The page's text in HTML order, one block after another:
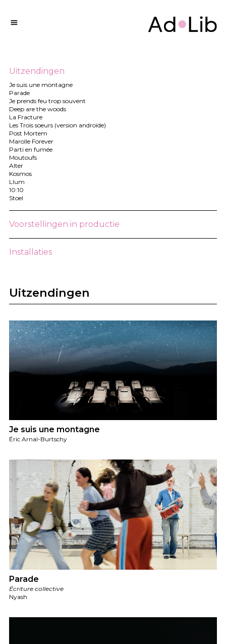
Uitzendingen
Je suis une montagne
Parade
Je prends feu trop souvent
Deep are the woods
La Fracture
Les Trois soeurs (version androïde)
Post Mortem
Marolle Forever
Parti en fumée
Moutoufs
Alter
Kosmos
Llum
10:10
Stoel
Voorstellingen in productie
Installaties
Uitzendingen
Je suis une montagne
Éric Arnal-Burtschy
Parade
Écriture collective
Nyash